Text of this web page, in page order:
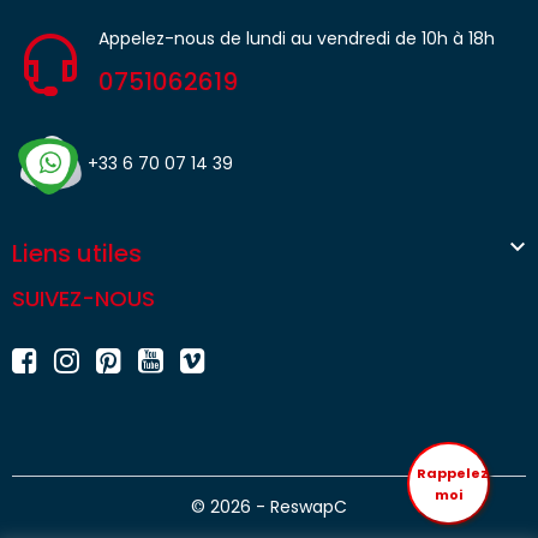
Appelez-nous de lundi au vendredi de 10h à 18h
0751062619
+33 6 70 07 14 39
Liens utiles 
SUIVEZ-NOUS
© 2026 - ReswapC
Rappelez
moi